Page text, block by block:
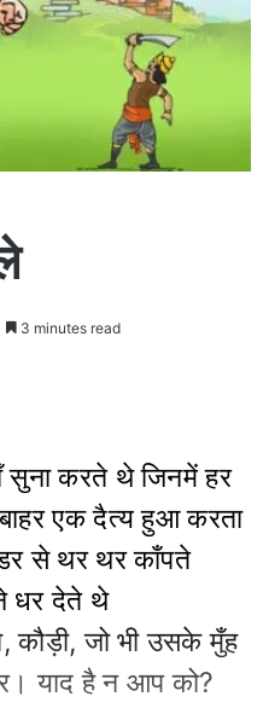
3 minutes read
सुना करते थे जिनमें हर
एक दैत्य हुआ करता
से थर थर काँपते
धर देते थे
कौड़ी, जो भी उसके मुँह
याद है न आप को?